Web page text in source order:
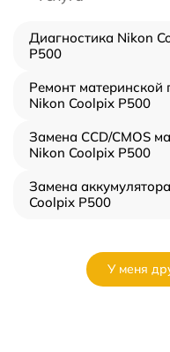
Диагностика Nikon
P500
Ремонт материнской
Nikon Coolpix P500
Замена CCD/CMOS
Nikon Coolpix P500
Замена
Coolpix P500
У меня